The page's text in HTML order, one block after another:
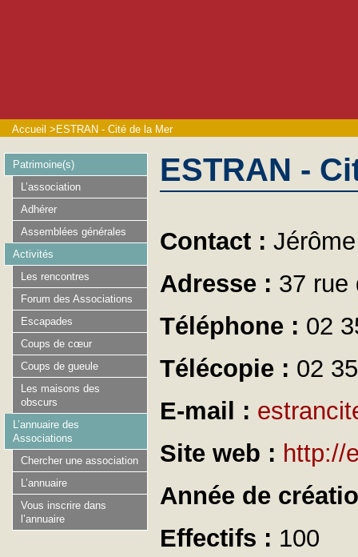
Accueil > ESTRAN - Cité de la Mer
ESTRAN -
Contact :
Adresse : 37 rue
Téléphone : 02
Télécopie : 02
E-mail :
Site web : http://
Année de
Effectifs : 100
Patrimoine(s)
L’association
Adhérer
Assemblées générales
Activités
Les rencontres
Forum des Associations
Escapades
Coups de cœur
Coups de gueule
Les maisons des
obscurs
L’annuaire des
Associations
Chercher une association
L’annuaire
Vous inscrire dans
l’annuaire